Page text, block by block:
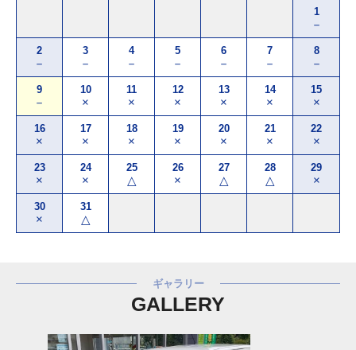
1
－
2
－
3
－
4
－
5
－
6
－
7
－
8
－
9
－
10
×
11
×
12
×
13
×
14
×
15
×
16
×
17
×
18
×
19
×
20
×
21
×
22
×
23
×
24
×
25
△
26
×
27
△
28
△
29
×
30
×
31
△
ギャラリー
GALLERY